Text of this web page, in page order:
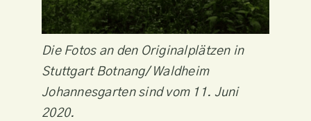
Die Fotos an den Originalplätzen in
Stuttgart Botnang/ Waldheim
Johannesgarten sind vom 11. Juni
2020.